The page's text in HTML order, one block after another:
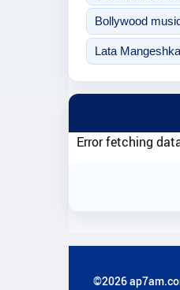
Bollywood
Lata
Error fetching
©2026